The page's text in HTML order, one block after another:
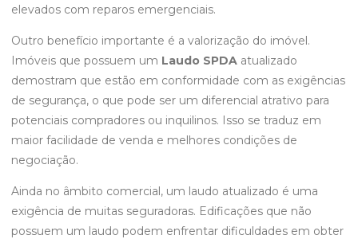
elevados com reparos emergenciais.
Outro benefício importante é a valorização do imóvel.
Imóveis que possuem um Laudo SPDA atualizado
demostram que estão em conformidade com as exigências
de segurança, o que pode ser um diferencial atrativo para
potenciais compradores ou inquilinos. Isso se traduz em
maior facilidade de venda e melhores condições de
negociação.
Ainda no âmbito comercial, um laudo atualizado é uma
exigência de muitas seguradoras. Edificações que não
possuem um laudo podem enfrentar dificuldades em obter